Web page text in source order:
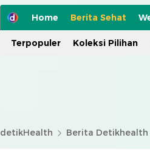
Home Berita Sehat
Terpopuler Koleksi Pilihan
detikHealth Berita Detikhealth